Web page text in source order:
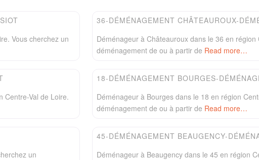
Vous cherchez un
36-DÉMÉNAGEMENT CHÂTEAUROUX-
Déménageur à Châteauroux dans le 36 en
déménagement de ou à partir de Read more…
Centre-Val de Loire.
18-DÉMÉNAGEMENT BOURGES-
Déménageur à Bourges dans le 18 en région
déménagement de ou à partir de Read more…
un
45-DÉMÉNAGEMENT BEAUGENCY-
Déménageur à Beaugency dans le 45 en région